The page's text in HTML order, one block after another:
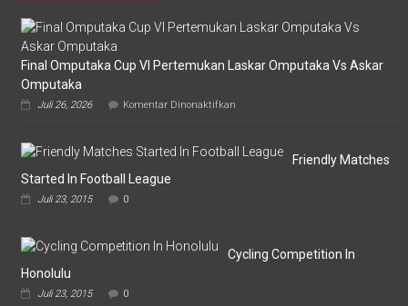
Final Omputaka Cup VI Pertemukan Laskar Omputaka Vs Askar
Omputaka
Juli 26, 2026 Komentar Dinonaktifkan
Cup
VI
Friendly Matches
Started In Football League
Juli 23, 2015 0
Cycling Competition In
Honolulu
Juli 23, 2015 0